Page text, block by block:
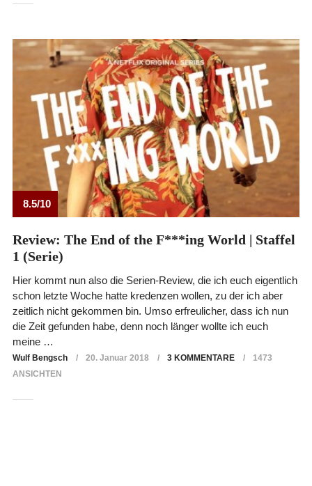
8.5/10
Review: The End of the F***ing World | Staffel
1 (Serie)
Hier kommt nun also die Serien-Review, die ich euch eigentlich
schon letzte Woche hatte kredenzen wollen, zu der ich aber
zeitlich nicht gekommen bin. Umso erfreulicher, dass ich nun
die Zeit gefunden habe, denn noch länger wollte ich euch
meine …
Wulf Bengsch 20. Januar 2018 3 KOMMENTARE
1473
ANSICHTEN